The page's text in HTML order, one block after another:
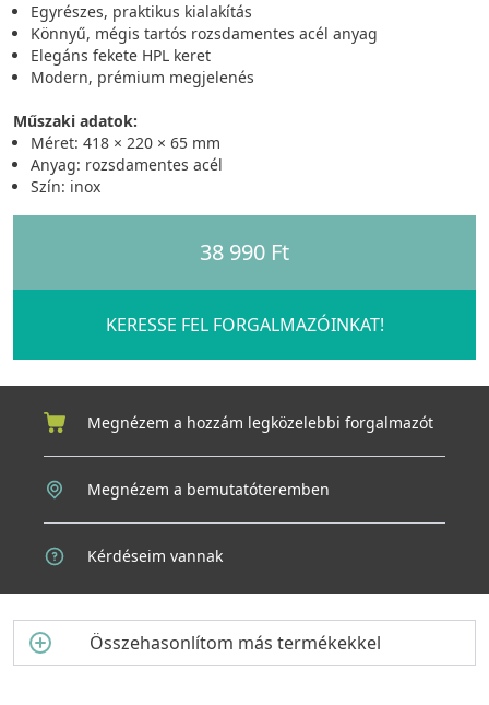
Egyrészes, praktikus kialakítás
Könnyű, mégis tartós rozsdamentes acél anyag
Elegáns fekete HPL keret
Modern, prémium megjelenés
Műszaki adatok:
Méret: 418 × 220 × 65 mm
Anyag: rozsdamentes acél
Szín: inox
38 990 Ft
KERESSE FEL FORGALMAZÓINKAT!
Megnézem a hozzám legközelebbi forgalmazót
Megnézem a bemutatóteremben
Kérdéseim vannak
Összehasonlítom más termékekkel